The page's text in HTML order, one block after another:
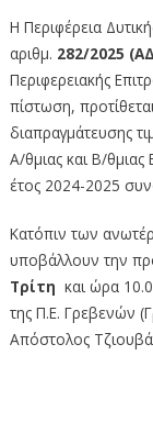
Η Περιφέρεια
αριθμ. 282/2025
Περιφερειακής
πίστωση,
διαπραγμάτευσης
Α/θμιας και Β/
έτος 2024-2025
Κατόπιν των
υποβάλλουν την
Τρίτη και ώρα
της Π.Ε. Γρεβενών
Απόστολος